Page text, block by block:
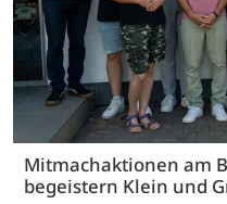
Mitmachaktionen am
begeistern Klein und